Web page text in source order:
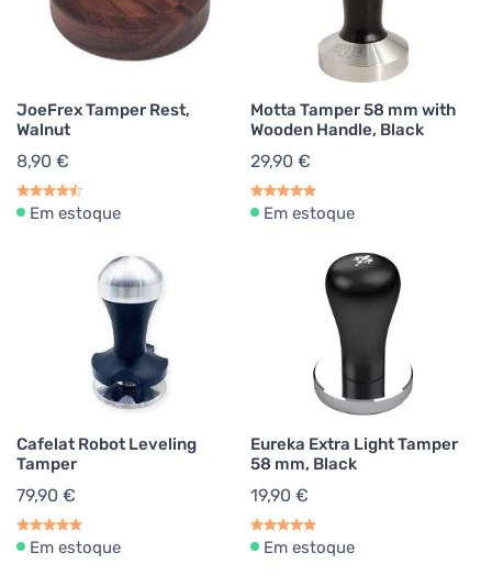
JoeFrex Tamper Rest,
Walnut
8,90 €
Em estoque
Motta Tamper 58 mm with
Wooden Handle, Black
29,90 €
Em estoque
Cafelat Robot Leveling
Tamper
79,90 €
Em estoque
Eureka Extra Light Tamper
58 mm, Black
19,90 €
Em estoque